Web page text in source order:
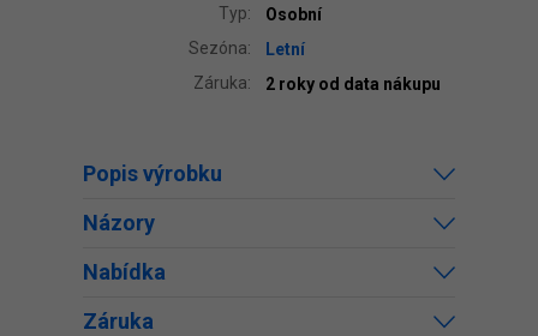
Typ:
Osobní
Sezóna:
Letní
Záruka:
2 roky od data nákupu
Popis výrobku
Názory
Nabídka
Záruka